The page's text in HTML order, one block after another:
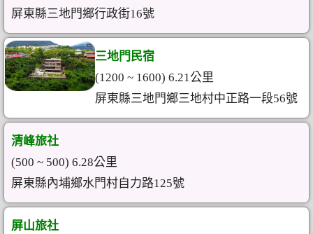
屏東縣三地門鄉行政街16號
三地門民宿
(1200 ~ 1600) 6.21公里
屏東縣三地門鄉三地村中正路一段56號
清峰旅社
(500 ~ 500) 6.28公里
屏東縣內埔鄉水門村自力路125號
屏山旅社